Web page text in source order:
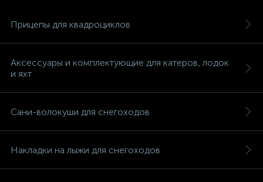
Прицепы для квадроциклов
Аксессуары и комплектующие для катеров, лодок
и яхт
Сани-волокуши для снегоходов
Накладки на лыжи для снегоходов